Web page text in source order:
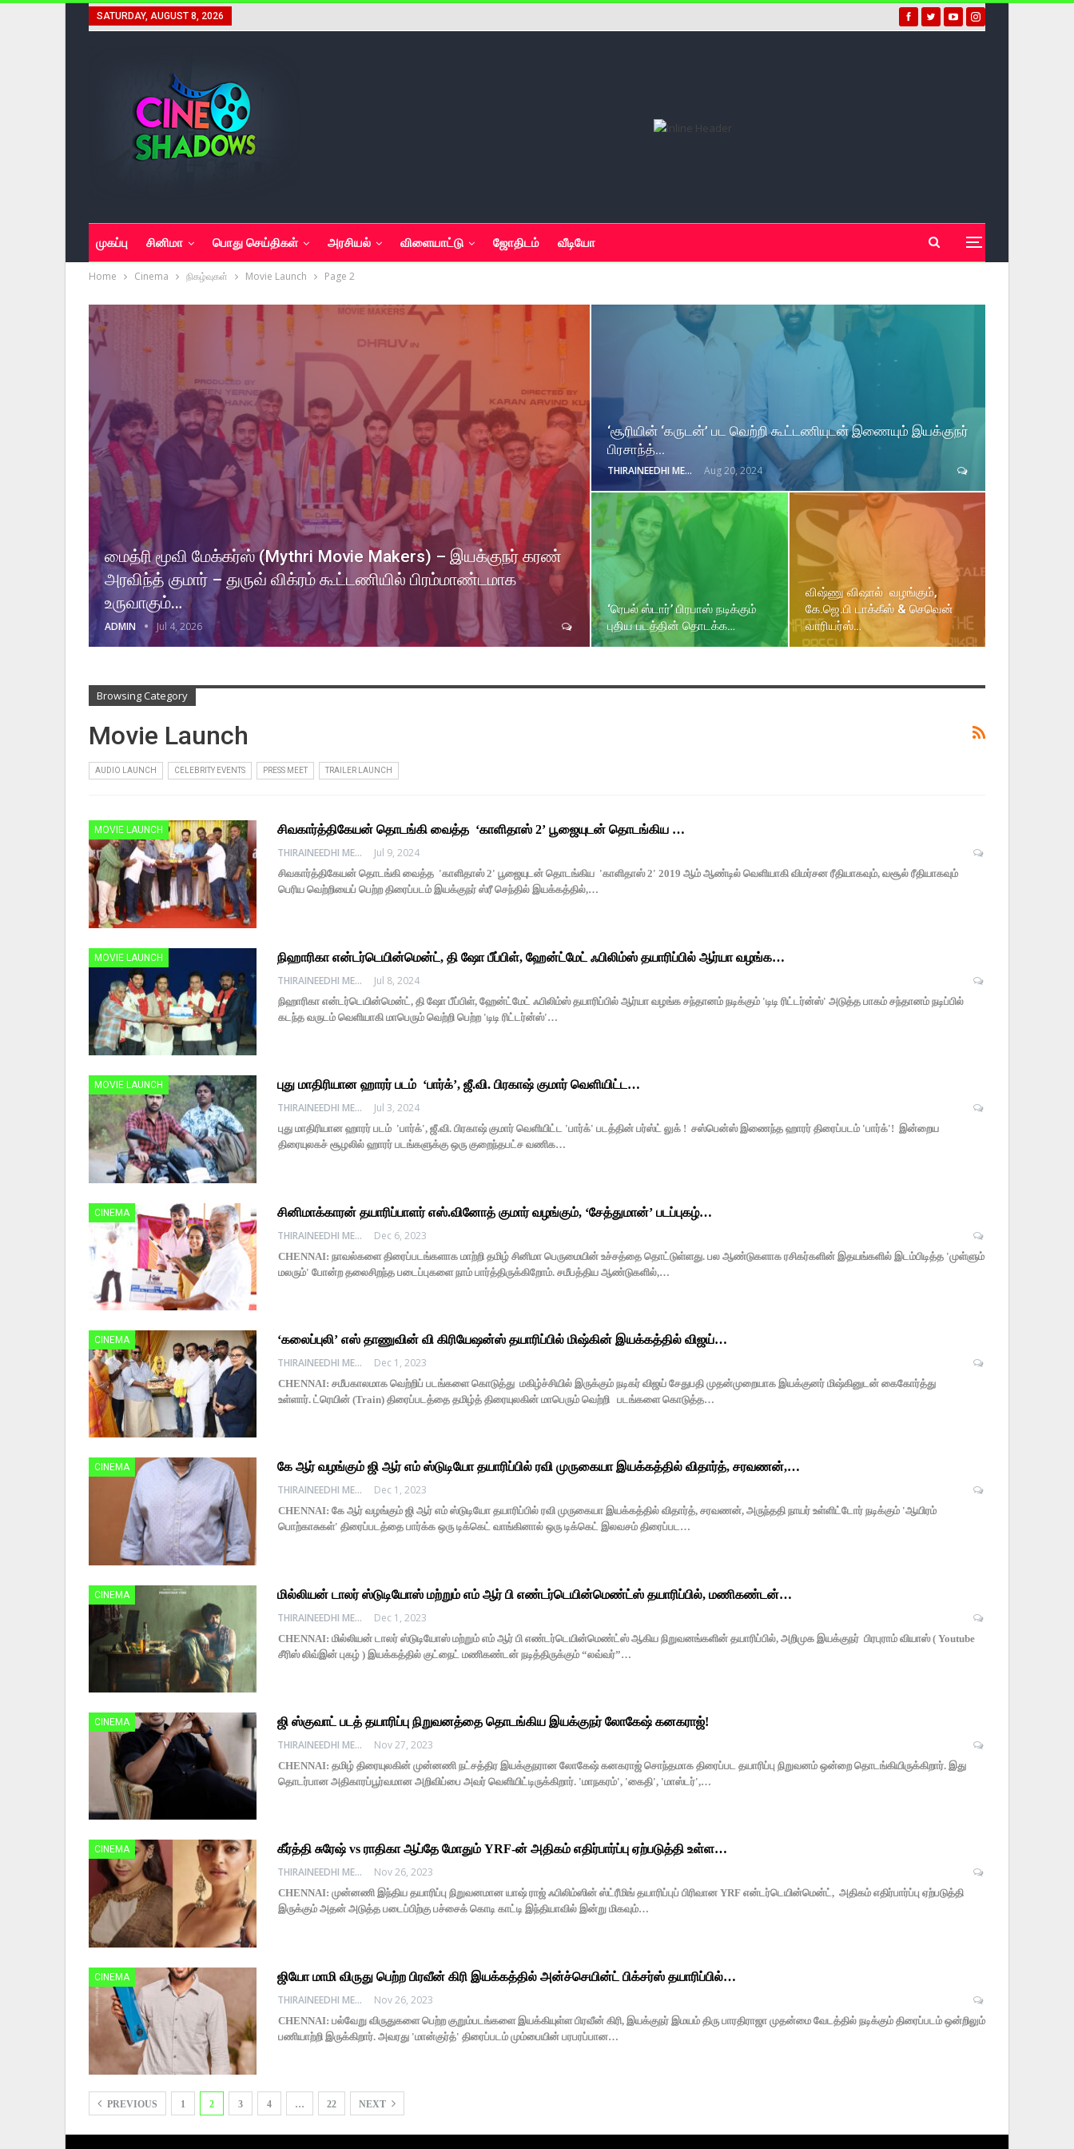
SATURDAY, AUGUST 8, 2026
முகப்பு சினிமா பொது செய்திகள் அரசியல் விளையாட்டு ஜோதிடம் வீடியோ
Home Cinema நிகழ்வுகள் Movie Launch Page 2
மைத்ரி மூவி மேக்கர்ஸ் (Mythri Movie Makers) – இயக்குநர் கரண்
அரவிந்த் குமார் – துருவ் விக்ரம் கூட்டணியில் பிரம்மாண்டமாக
உருவாகும்‌…
ADMIN Jul 4, 2026
‘சூரியின் ‘கருடன்’ பட வெற்றி கூட்டணியுடன் இணையும் இயக்குநர்
பிரசாந்த்…
THIRAINEEDHI MEDIA Aug 20, 2024
‘ரெபல் ஸ்டார்’ பிரபாஸ் நடிக்கும்
புதிய படத்தின் தொடக்க…
விஷ்ணு விஷால் வழங்கும்,
கே.ஜெ.பி டாக்கீஸ் & செவென்
வாரியர்ஸ்…
Browsing Category
Movie Launch
AUDIO LAUNCH CELEBRITY EVENTS PRESS MEET TRAILER LAUNCH
MOVIE LAUNCH
சிவகார்த்திகேயன் தொடங்கி வைத்த ‘காளிதாஸ் 2’ பூஜையுடன் தொடங்கிய …
THIRAINEEDHI MEDIA
Jul 9, 2024
சிவகார்த்திகேயன் தொடங்கி வைத்த 'காளிதாஸ் 2' பூஜையுடன் தொடங்கிய 'காளிதாஸ் 2' 2019 ஆம் ஆண்டில் வெளியாகி விமர்சன ரீதியாகவும், வசூல் ரீதியாகவும்
பெரிய வெற்றியைப் பெற்ற திரைப்படம் இயக்குநர் ஸ்ரீ செந்தில் இயக்கத்தில்,…
MOVIE LAUNCH
நிஹாரிகா என்டர்டெயின்மென்ட், தி ஷோ பீப்பிள், ஹேன்ட்மேட் ஃபிலிம்ஸ் தயாரிப்பில் ஆர்யா வழங்க…
THIRAINEEDHI MEDIA
Jul 8, 2024
நிஹாரிகா என்டர்டெயின்மென்ட், தி ஷோ பீப்பிள், ஹேன்ட்மேட் ஃபிலிம்ஸ் தயாரிப்பில் ஆர்யா வழங்க சந்தானம் நடிக்கும் 'டிடி ரிட்டர்ன்ஸ்' அடுத்த பாகம் சந்தானம் நடிப்பில்
கடந்த வருடம் வெளியாகி மாபெரும் வெற்றி பெற்ற 'டிடி ரிட்டர்ன்ஸ்'…
MOVIE LAUNCH
புது மாதிரியான ஹாரர் படம் ‘பார்க்’, ஜீ.வி. பிரகாஷ் குமார் வெளியிட்ட…
THIRAINEEDHI MEDIA
Jul 3, 2024
புது மாதிரியான ஹாரர் படம் 'பார்க்', ஜீ.வி. பிரகாஷ் குமார் வெளியிட்ட 'பார்க்' படத்தின் பர்ஸ்ட் லுக் ! சஸ்பென்ஸ் இணைந்த ஹாரர் திரைப்படம் 'பார்க்'! இன்றைய
திரையுலகச் சூழலில் ஹாரர் படங்களுக்கு ஒரு குறைந்தபட்ச வணிக…
CINEMA
சினிமாக்காரன் தயாரிப்பாளர் எஸ்.வினோத் குமார் வழங்கும், ‘சேத்துமான்’ படப்புகழ்…
THIRAINEEDHI MEDIA
Dec 6, 2023
CHENNAI: நாவல்களை திரைப்படங்களாக மாற்றி தமிழ் சினிமா பெருமையின் உச்சத்தை தொட்டுள்ளது. பல ஆண்டுகளாக ரசிகர்களின் இதயங்களில் இடம்பிடித்த 'முள்ளும்
மலரும்' போன்ற தலைசிறந்த படைப்புகளை நாம் பார்த்திருக்கிறோம். சமீபத்திய ஆண்டுகளில்,…
CINEMA
‘கலைப்புலி’ எஸ் தாணுவின் வி கிரியேஷன்ஸ் தயாரிப்பில் மிஷ்கின் இயக்கத்தில் விஜய்…
THIRAINEEDHI MEDIA
Dec 1, 2023
CHENNAI: சமீபகாலமாக வெற்றிப் படங்களை கொடுத்து மகிழ்ச்சியில் இருக்கும் நடிகர் விஜய் சேதுபதி முதன்முறையாக இயக்குனர் மிஷ்கினுடன் கைகோர்த்து
உள்ளார். ட்ரெயின் (Train) திரைப்படத்தை தமிழ்த் திரையுலகின் மாபெரும் வெற்றி படங்களை கொடுத்த…
CINEMA
கே ஆர் வழங்கும் ஜி ஆர் எம் ஸ்டுடியோ தயாரிப்பில் ரவி முருகையா இயக்கத்தில் விதார்த், சரவணன்,…
THIRAINEEDHI MEDIA
Dec 1, 2023
CHENNAI: கே ஆர் வழங்கும் ஜி ஆர் எம் ஸ்டுடியோ தயாரிப்பில் ரவி முருகையா இயக்கத்தில் விதார்த், சரவணன், அருந்ததி நாயர் உள்ளிட்டோர் நடிக்கும் 'ஆயிரம்
பொற்காசுகள்' திரைப்படத்தை பார்க்க ஒரு டிக்கெட் வாங்கினால் ஒரு டிக்கெட் இலவசம் திரைப்பட…
CINEMA
மில்லியன் டாலர் ஸ்டுடியோஸ் மற்றும் எம் ஆர் பி எண்டர்டெயின்மெண்ட்ஸ் தயாரிப்பில், மணிகண்டன்…
THIRAINEEDHI MEDIA
Dec 1, 2023
CHENNAI: மில்லியன் டாலர் ஸ்டுடியோஸ் மற்றும் எம் ஆர் பி எண்டர்டெயின்மெண்ட்ஸ் ஆகிய நிறுவனங்களின் தயாரிப்பில், அறிமுக இயக்குநர் பிரபுராம் வியாஸ் ( Youtube
சீரிஸ் லிவ்இன் புகழ் ) இயக்கத்தில் குட்நைட் மணிகண்டன் நடித்திருக்கும் “லவ்வர்”…
CINEMA
ஜி ஸ்குவாட் படத் தயாரிப்பு நிறுவனத்தை தொடங்கிய இயக்குநர் லோகேஷ் கனகராஜ்!
THIRAINEEDHI MEDIA
Nov 27, 2023
CHENNAI: தமிழ் திரையுலகின் முன்னணி நட்சத்திர இயக்குநரான லோகேஷ் கனகராஜ் சொந்தமாக திரைப்பட தயாரிப்பு நிறுவனம் ஒன்றை தொடங்கியிருக்கிறார். இது
தொடர்பான அதிகாரப்பூர்வமான அறிவிப்பை அவர் வெளியிட்டிருக்கிறார். 'மாநகரம்', 'கைதி', 'மாஸ்டர்',…
CINEMA
கீர்த்தி சுரேஷ் vs ராதிகா ஆப்தே மோதும் YRF-ன் அதிகம் எதிர்பார்ப்பு ஏற்படுத்தி உள்ள…
THIRAINEEDHI MEDIA
Nov 26, 2023
CHENNAI: முன்னணி இந்திய தயாரிப்பு நிறுவனமான யாஷ் ராஜ் ஃபிலிம்ஸின் ஸ்ட்ரீமிங் தயாரிப்புப் பிரிவான YRF என்டர்டெயின்மென்ட், அதிகம் எதிர்பார்ப்பு ஏற்படுத்தி
இருக்கும் அதன் அடுத்த படைப்பிற்கு பச்சைக் கொடி காட்டி இந்தியாவில் இன்று மிகவும்…
CINEMA
ஜியோ மாமி விருது பெற்ற பிரவீன் கிரி இயக்கத்தில் அன்ச்செயின்ட் பிக்சர்ஸ் தயாரிப்பில்…
THIRAINEEDHI MEDIA
Nov 26, 2023
CHENNAI: பல்வேறு விருதுகளை பெற்ற குறும்படங்களை இயக்கியுள்ள பிரவீன் கிரி, இயக்குநர் இமயம் திரு பாரதிராஜா முதன்மை வேடத்தில் நடிக்கும் திரைப்படம் ஒன்றிலும்
பணியாற்றி இருக்கிறார். அவரது 'மான்குர்த்' திரைப்படம் மும்பையின் பரபரப்பான…
PREVIOUS 1 2 3 4 … 22 NEXT